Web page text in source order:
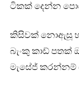
ටිකක් දෙන්න
කිසිවක් නොඇසූ
බැංකු කාඩ් පතක්
මැසේජ්